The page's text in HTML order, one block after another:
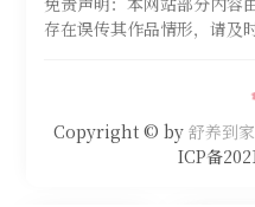
存在误传其作品情形，请及
Copyright © by 舒养到
ICP备